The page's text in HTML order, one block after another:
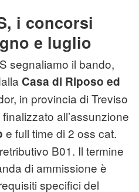
i concorsi
e luglio
segnaliamo il bando,
Casa di Riposo ed
in provincia di Treviso
all’assunzione
e full time di 2 oss cat.
B01. Il termine
di ammissione è
specifici del